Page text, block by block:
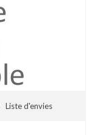
Liste d'envies